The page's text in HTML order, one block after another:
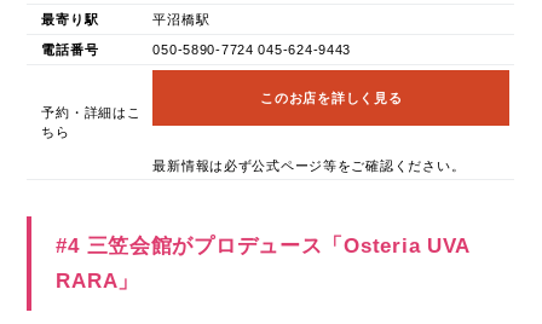
最寄り駅 平沼橋駅
電話番号 050-5890-7724 045-624-9443
予約・詳細はこ
ちら
このお店を詳しく見る
最新情報は必ず公式ページ等をご確認ください。
#4 三笠会館がプロデュース「Osteria UVA
RARA」